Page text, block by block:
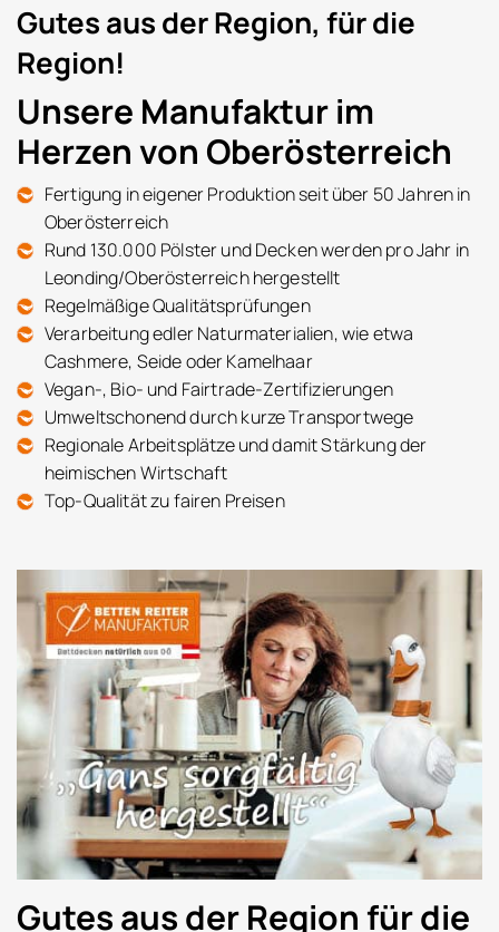
Gutes aus der Region, für die
Region!
Unsere Manufaktur im
Herzen von Oberösterreich
Fertigung in eigener Produktion seit über 50 Jahren in
Oberösterreich
Rund 130.000 Pölster und Decken werden pro Jahr in
Leonding/Oberösterreich hergestellt
Regelmäßige Qualitätsprüfungen
Verarbeitung edler Naturmaterialien, wie etwa
Cashmere, Seide oder Kamelhaar
Vegan-, Bio- und Fairtrade-Zertifizierungen
Umweltschonend durch kurze Transportwege
Regionale Arbeitsplätze und damit Stärkung der
heimischen Wirtschaft
Top-Qualität zu fairen Preisen
Gutes aus der Region für die